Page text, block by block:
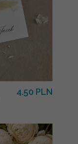
4.50 PLN